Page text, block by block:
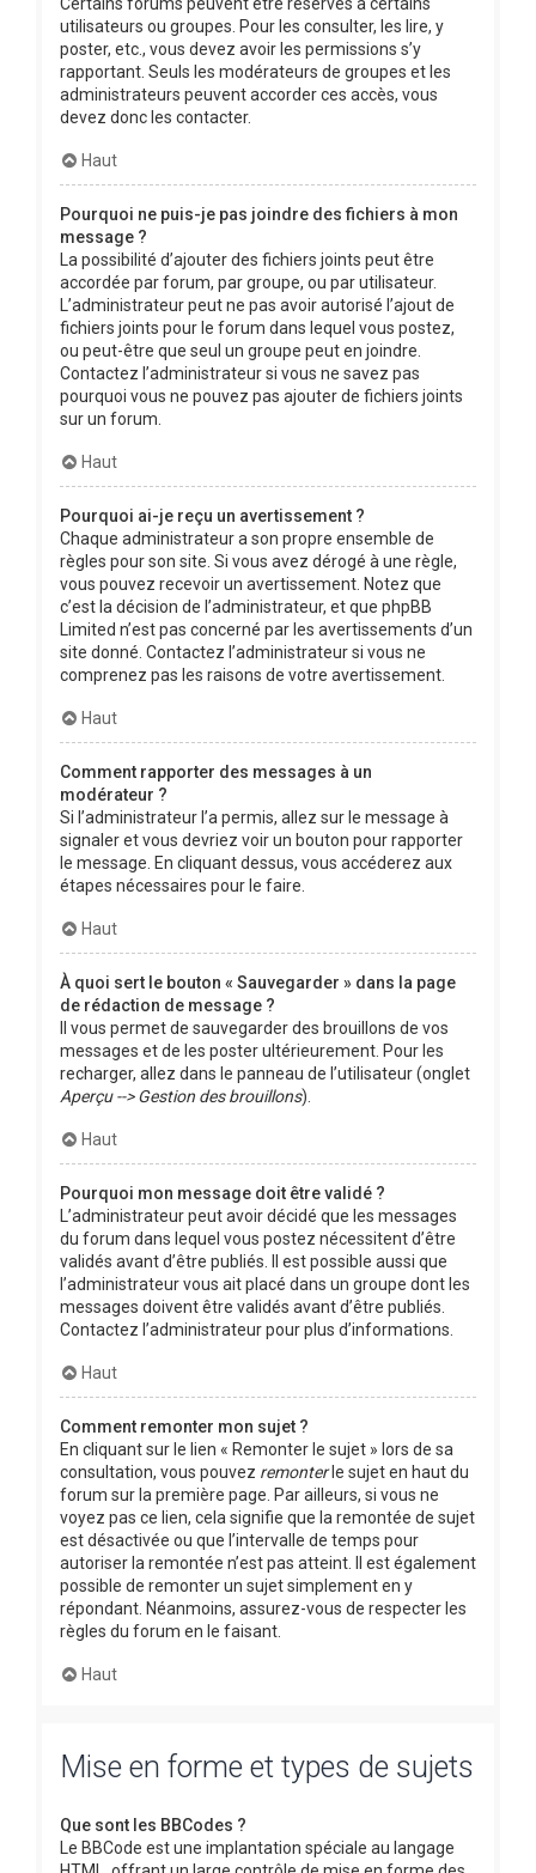
utilisateurs ou groupes. Pour les consulter, les lire, y
poster, etc., vous devez avoir les permissions s’y
rapportant. Seuls les modérateurs de groupes et les
administrateurs peuvent accorder ces accès, vous
devez donc les contacter.
Haut
Pourquoi ne puis-je pas joindre des fichiers à mon
message ?
La possibilité d’ajouter des fichiers joints peut être
accordée par forum, par groupe, ou par utilisateur.
L’administrateur peut ne pas avoir autorisé l’ajout de
fichiers joints pour le forum dans lequel vous postez,
ou peut-être que seul un groupe peut en joindre.
Contactez l’administrateur si vous ne savez pas
pourquoi vous ne pouvez pas ajouter de fichiers joints
sur un forum.
Haut
Pourquoi ai-je reçu un avertissement ?
Chaque administrateur a son propre ensemble de
règles pour son site. Si vous avez dérogé à une règle,
vous pouvez recevoir un avertissement. Notez que
c’est la décision de l’administrateur, et que phpBB
Limited n’est pas concerné par les avertissements d’un
site donné. Contactez l’administrateur si vous ne
comprenez pas les raisons de votre avertissement.
Haut
Comment rapporter des messages à un
modérateur ?
Si l’administrateur l’a permis, allez sur le message à
signaler et vous devriez voir un bouton pour rapporter
le message. En cliquant dessus, vous accéderez aux
étapes nécessaires pour le faire.
Haut
À quoi sert le bouton « Sauvegarder » dans la page
de rédaction de message ?
Il vous permet de sauvegarder des brouillons de vos
messages et de les poster ultérieurement. Pour les
recharger, allez dans le panneau de l’utilisateur (onglet
Aperçu --> Gestion des brouillons).
Haut
Pourquoi mon message doit être validé ?
L’administrateur peut avoir décidé que les messages
du forum dans lequel vous postez nécessitent d’être
validés avant d’être publiés. Il est possible aussi que
l’administrateur vous ait placé dans un groupe dont les
messages doivent être validés avant d’être publiés.
Contactez l’administrateur pour plus d’informations.
Haut
Comment remonter mon sujet ?
En cliquant sur le lien « Remonter le sujet » lors de sa
consultation, vous pouvez remonterle sujet en haut du
forum sur la première page. Par ailleurs, si vous ne
voyez pas ce lien, cela signifie que la remontée de sujet
est désactivée ou que l’intervalle de temps pour
autoriser la remontée n’est pas atteint. Il est également
possible de remonter un sujet simplement en y
répondant. Néanmoins, assurez-vous de respecter les
règles du forum en le faisant.
Haut
Mise en forme et types de sujets
Que sont les BBCodes ?
Le BBCode est une implantation spéciale au langage